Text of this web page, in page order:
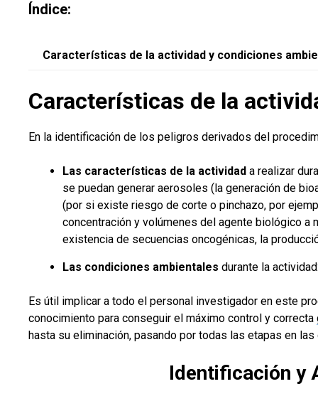
Índice:
Características de la actividad y condiciones
Características de la
En la identificación de los peligros derivados del
Las características de la actividad a realizar
se puedan generar aerosoles (la generación de
(por si existe riesgo de corte o pinchazo, por
concentración y volúmenes del agente biológico a
existencia de secuencias oncogénicas, la
Las condiciones ambientales durante la
Es útil implicar a todo el personal investigador en este
conocimiento para conseguir el máximo control y correcta
hasta su eliminación, pasando por todas las etapas en
Identificación y